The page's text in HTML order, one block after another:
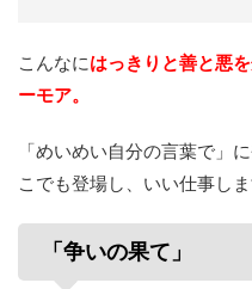
こんなにはっきりと善と悪
ーモア。
「めいめい自分の言葉で」
こでも登場し、いい仕事しま
「争いの果て」